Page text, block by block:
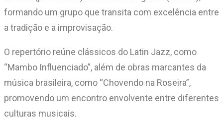
formando um grupo que transita com excelência entre
a tradição e a improvisação.
O repertório reúne clássicos do Latin Jazz, como
“Mambo Influenciado”, além de obras marcantes da
música brasileira, como “Chovendo na Roseira”,
promovendo um encontro envolvente entre diferentes
culturas musicais.